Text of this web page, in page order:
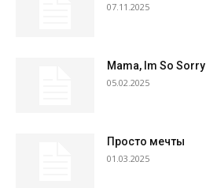
07.11.2025
Mama, Im So Sorry
05.02.2025
Просто мечты
01.03.2025